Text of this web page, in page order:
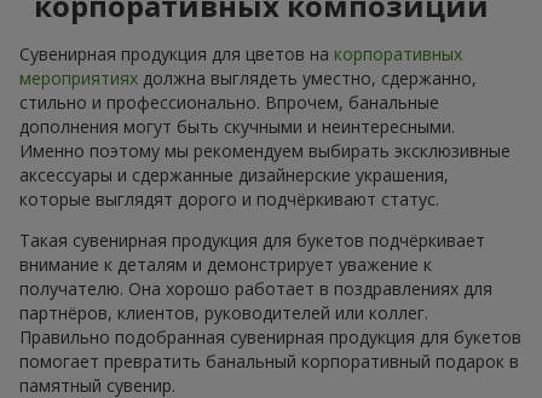
Сувенирная продукция для цветов на корпоративных
мероприятиях должна выглядеть уместно, сдержанно,
стильно и профессионально. Впрочем, банальные
дополнения могут быть скучными и неинтересными.
Именно поэтому мы рекомендуем выбирать эксклюзивные
аксессуары и сдержанные дизайнерские украшения,
которые выглядят дорого и подчёркивают статус.
Такая сувенирная продукция для букетов подчёркивает
внимание к деталям и демонстрирует уважение к
получателю. Она хорошо работает в поздравлениях для
партнёров, клиентов, руководителей или коллег.
Правильно подобранная сувенирная продукция для букетов
помогает превратить банальный корпоративный подарок в
памятный сувенир.